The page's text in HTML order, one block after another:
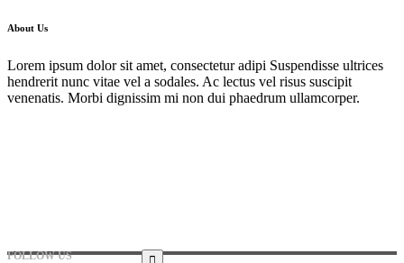
About Us
Lorem ipsum dolor sit amet, consectetur adipi Suspendisse ultrices
hendrerit nunc vitae vel a sodales. Ac lectus vel risus suscipit
venenatis. Morbi dignissim mi non dui phaedrum ullamcorper.
FOLLOW US